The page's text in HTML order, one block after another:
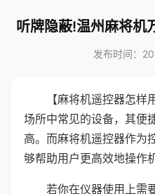
听牌隐蔽!温州麻将机
发布时间：
【麻将机遥控器怎
场所中常见的设备，其便
高。而麻将机遥控器作为
够帮助用户更高效地操作
若你在仪器使用上需